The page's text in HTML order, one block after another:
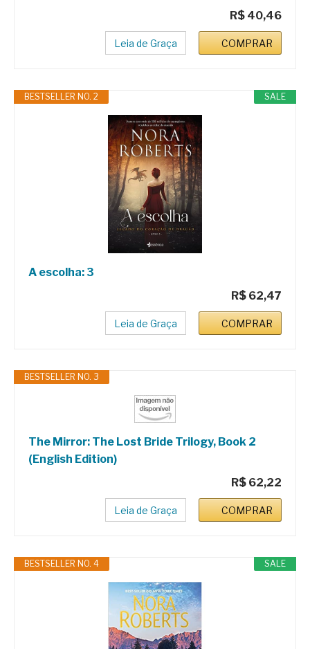
R$ 40,46
Leia de Graça COMPRAR
SALE
BESTSELLER NO. 2
A escolha: 3
R$ 62,47
Leia de Graça COMPRAR
BESTSELLER NO. 3
The Mirror: The Lost Bride Trilogy, Book 2
(English Edition)
R$ 62,22
Leia de Graça COMPRAR
SALE
BESTSELLER NO. 4